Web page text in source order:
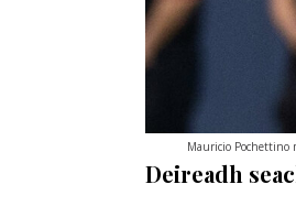
Mauricio Pochettino
Deireadh